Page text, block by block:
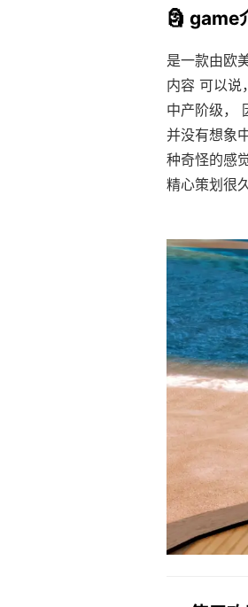
🗿 game
是一款由欧
内容 可以说
中产阶级，
并没有想象
种奇怪的感
精心策划很